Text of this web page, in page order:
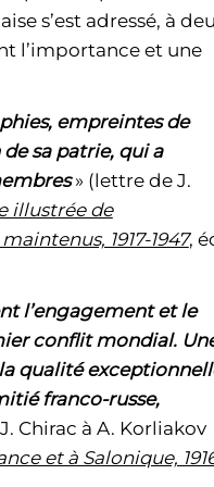
s’est adressé, à
l’importance et une
empreintes de
sa patrie, qui a
» (lettre de J.
illustrée de
1917-1947,
l’engagement et le
conflit mondial.
qualité
franco-russe,
Chirac à A. Korliakov
et à Salonique,